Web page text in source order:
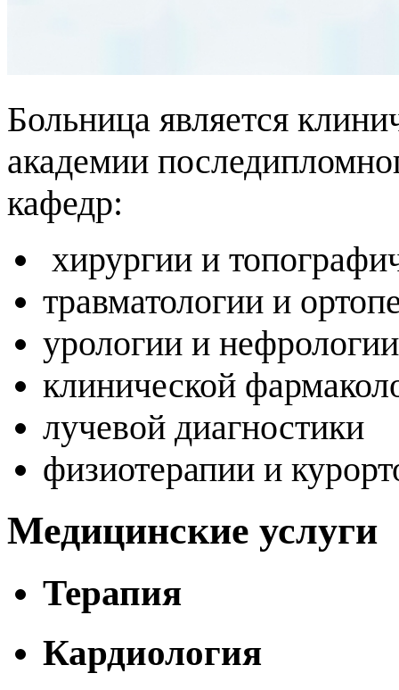
Больница является
академии
кафедр:
хирургии и
травматологии и
урологии и нефрологии
клинической
лучевой диагностики
физиотерапии и
Медицинские услуги
Терапия
Кардиология